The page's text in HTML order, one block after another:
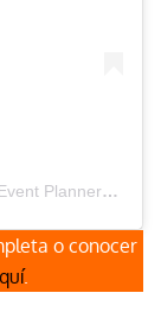
Una publicación compartida de MDC – The Event Planners Magazine (@mdc_magazine)
o conocer
.